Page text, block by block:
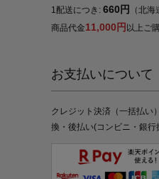
1配送につき: 660円
（北
商品代金11,000円 以上ご
お支払いについて
クレジット決済（一括払い
換・後払い(コンビニ・銀行